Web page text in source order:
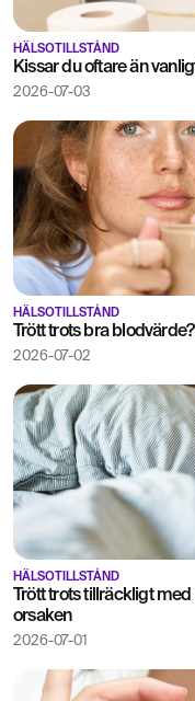
HÄLSOTILLSTÅND
Kissar du oftare än
2026-07-03
HÄLSOTILLSTÅND
Trött trots bra
2026-07-02
HÄLSOTILLSTÅND
Trött trots tillräckligt
orsaken
2026-07-01